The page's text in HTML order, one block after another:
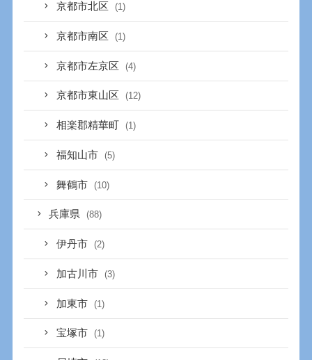
京都市北区 (1)
京都市南区 (1)
京都市左京区 (4)
京都市東山区 (12)
相楽郡精華町 (1)
福知山市 (5)
舞鶴市 (10)
兵庫県 (88)
伊丹市 (2)
加古川市 (3)
加東市 (1)
宝塚市 (1)